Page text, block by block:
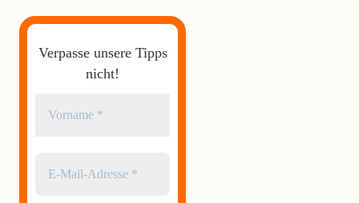
Verpasse unsere Tipps
nicht!